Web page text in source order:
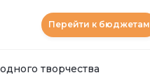
Перейти к бюджетам
творчества